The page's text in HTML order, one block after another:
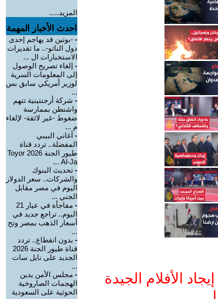
الأفلام الجيدة
المزيد.....
احدث الأخبار المهمة
- -بوتين قد يهاجم إحدى
دول الناتو-.. ما تقديرات
الاستخبارات ال ...
- إلغاء تصريح الوصول
إلى المعلومات السرية
لوزير أمريكي سابق بس
...
- شركة أرجنتينية تتهم
واشنطن بممارسة
ضغوط -غير لائقة- لإلغاء
م ...
- أغاني البيبي
المفضلة.. تردد قناة
طيور الجنة 2026 Toyor
Al-Ja ...
- تحديث البنوك
والشركات.. سعر الدولار
اليوم في مصر مقابل
الجني ...
-
مفاجأة في عيار 21
اليوم.. تراجع جديد في
أسعار الذهب بمصر وتح
...
- بدون انقطاع.. تردد
قناة طيور الجنة 2026
الجديد على نايل سات
...
- مجلس الأمن يدين
الهجمات الصاروخية
الحوثية على السعودية